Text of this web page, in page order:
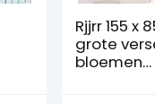
Rjjrr 155 x
grote
bloemen